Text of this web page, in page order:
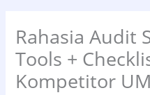
Rahasia Audit
Tools +
Kompetitor